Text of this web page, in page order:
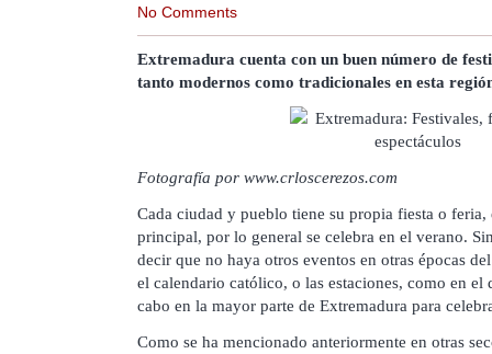
No Comments
Extremadura cuenta con un buen número de
tanto modernos como tradicionales en esta
Fotografía por www.crloscerezos.com
Cada ciudad y pueblo tiene su propia fiesta o feria,
principal, por lo general se celebra en el verano.
decir que no haya otros eventos en otras épocas
el calendario católico, o las estaciones, como en el
cabo en la mayor parte de Extremadura para
Como se ha mencionado anteriormente en otras